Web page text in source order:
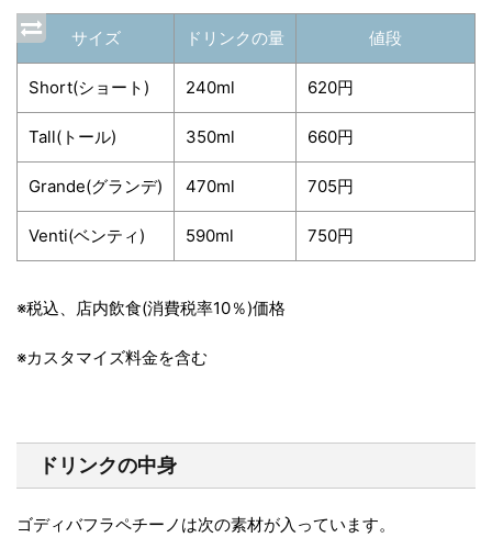
サイズ ドリンクの量 値段
Short(ショート) 240ml 620円
Tall(トール) 350ml 660円
Grande(グランデ) 470ml 705円
Venti(ベンティ) 590ml 750円
※税込、店内飲食(消費税率10％)価格
※カスタマイズ料金を含む
ドリンクの中身
ゴディバフラペチーノは次の素材が入っています。